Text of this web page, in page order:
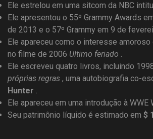
Ele estrelou em uma sitcom da NBC
Ele apresentou o 55º Grammy Awards
de 2013 e o 57º Grammy em 9 de
Ele apareceu como o interesse amoroso
no filme de 2006 Ultimo feriado .
Ele escreveu quatro livros, incluindo
próprias regras , uma autobiografia co-
Hunter .
Ele apareceu em uma introdução à WWE
Seu patrimônio líquido é estimado em $